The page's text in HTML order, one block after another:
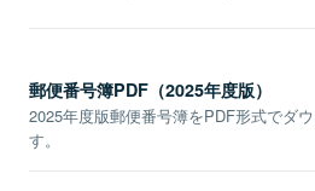
郵便番号簿PDF（2025年度版）
2025年度版郵便番号簿をPDF形式でダ
す。